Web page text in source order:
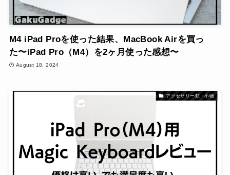
M4 iPad Proを使った結果、MacBook Airを買っ
た〜iPad Pro（M4）を2ヶ月使った感想〜
August 18, 2024
アクセサリー類・小物